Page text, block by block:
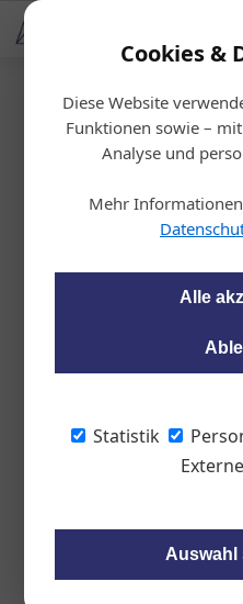
Cookies &
Diese Website
Funktionen sowie –
Analyse und
Mehr
Alle
Statistik
Auswahl
AUTOMOTIVE
AUTOMOTIVE
Podcast
Pionierfahrt über
Mobil laden – Licht
12. August 2024
E-Mobilität aus
Heimliches
Der Fachverband Garagen-,
Serviceunternehmungen der